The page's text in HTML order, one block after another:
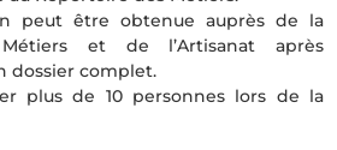
peut être obtenue auprès de la
et de l’Artisanat après
dossier complet.
plus de 10 personnes lors de la